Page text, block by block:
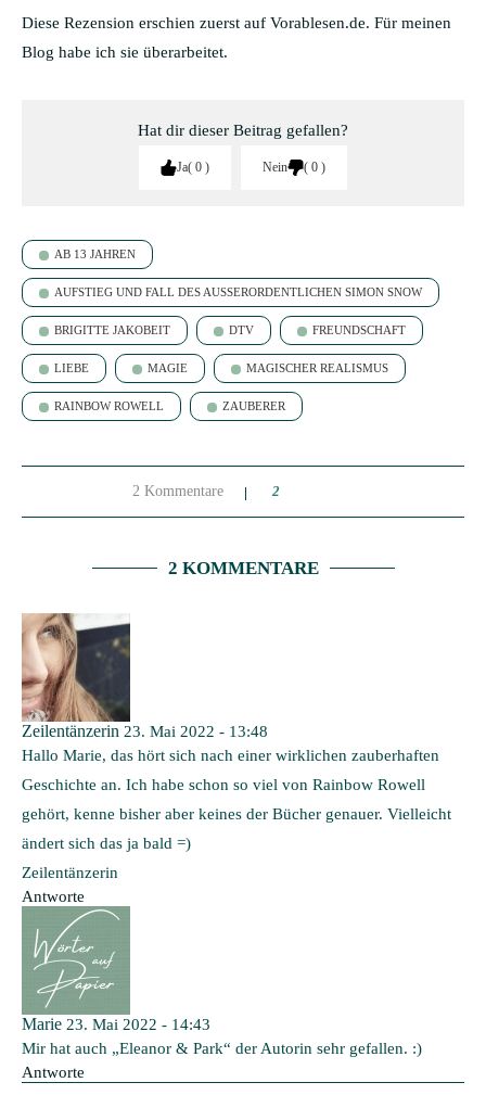
Diese Rezension erschien zuerst auf Vorablesen.de. Für meinen
Blog habe ich sie überarbeitet.
Hat dir dieser Beitrag gefallen?
Ja 0 Nein 0
AB 13 JAHREN
AUFSTIEG UND FALL DES AUSSERORDENTLICHEN SIMON SNOW
BRIGITTE JAKOBEIT DTV FREUNDSCHAFT
LIEBE MAGIE MAGISCHER REALISMUS
RAINBOW ROWELL ZAUBERER
2 Kommentare 2
2 KOMMENTARE
Zeilentänzerin 23. Mai 2022 - 13:48
Hallo Marie, das hört sich nach einer wirklichen zauberhaften
Geschichte an. Ich habe schon so viel von Rainbow Rowell
gehört, kenne bisher aber keines der Bücher genauer. Vielleicht
ändert sich das ja bald =)
Zeilentänzerin
Antworte
Marie 23. Mai 2022 - 14:43
Mir hat auch „Eleanor & Park“ der Autorin sehr gefallen. :)
Antworte